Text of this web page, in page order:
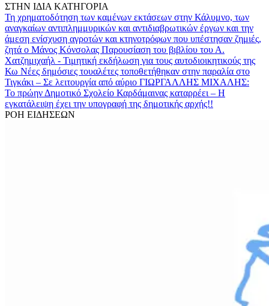
ΣΤΗΝ ΙΔΙΑ ΚΑΤΗΓΟΡΙΑ
Τη χρηματοδότηση των καμένων εκτάσεων στην Κάλυμνο, των
αναγκαίων αντιπλημμυρικών και αντιδιαβρωτικών έργων και την
άμεση ενίσχυση αγροτών και κτηνοτρόφων που υπέστησαν ζημιές,
ζητά ο Μάνος Κόνσολας Παρουσίαση του βιβλίου του Α.
Χατζημιχαήλ - Τιμητική εκδήλωση για τους αυτοδιοικητικούς της
Κω Νέες δημόσιες τουαλέτες τοποθετήθηκαν στην παραλία στο
Τιγκάκι – Σε λειτουργία από αύριο ΓΙΩΡΓΑΛΛΗΣ ΜΙΧΑΛΗΣ:
Το πρώην Δημοτικό Σχολείο Καρδάμαινας καταρρέει – Η
εγκατάλειψη έχει την υπογραφή της δημοτικής αρχής!!
ΡΟΗ ΕΙΔΗΣΕΩΝ